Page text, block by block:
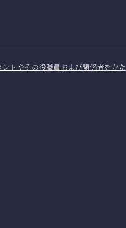
トやその役職員および関係者をかた